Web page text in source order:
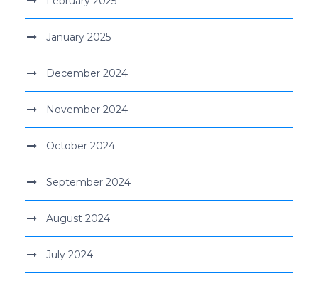
January 2025
December 2024
November 2024
October 2024
September 2024
August 2024
July 2024